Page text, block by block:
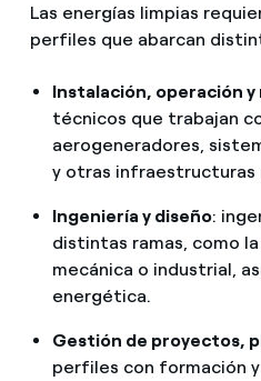
Empleo total: 84.542
Empleo directo: 60.243
Empleo indirecto: 37.660
2020
Empleo total: 95.964
Las energías limpias
perfiles que abarcan
Instalación, operación
técnicos que trabajan
aerogeneradores,
y otras infraestructuras
Ingeniería y diseño:
distintas ramas, como
mecánica o industrial,
energética.
Gestión de proyectos,
perfiles con formación